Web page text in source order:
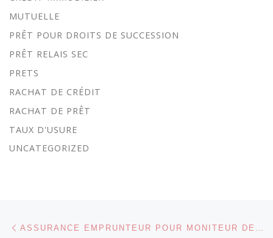
MUTUELLE
PRÊT POUR DROITS DE SUCCESSION
PRÊT RELAIS SEC
PRETS
RACHAT DE CRÉDIT
RACHAT DE PRÊT
TAUX D'USURE
UNCATEGORIZED
Parcourir les articles